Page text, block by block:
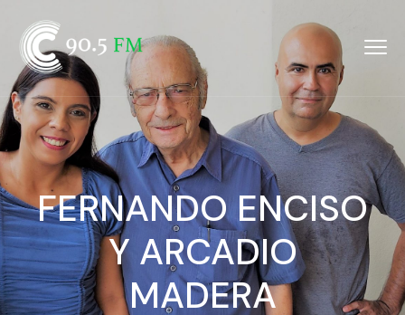
FERNANDO ENCISO
Y ARCADIO
MADERA